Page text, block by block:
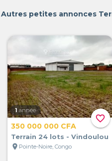
Autres petites annonces
favorite_border
1 année
350 000 000 CFA
Terrain 24 lots - Vindoulou
location_on Pointe-Noire, Congo